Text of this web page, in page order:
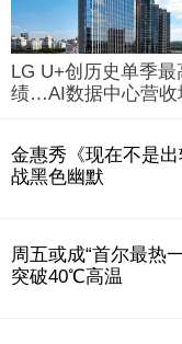
LG U+创历史单季最
绩…AI数据中心营收
金惠秀《现在不是
战黑色幽默
周五或成“首尔最热
突破40℃高温